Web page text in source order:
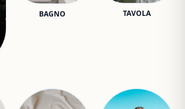
BAGNO TAVOLA